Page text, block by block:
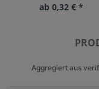
ab 0,32 € *
Aggregiert aus